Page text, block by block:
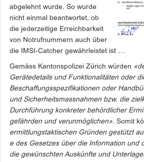
abgelehnt wurde. So wurde
nicht einmal beantwortet, ob
die jederzeitige Erreichbarkeit
von Notrufnummern auch über
die IMSI-Catcher gewährleistet ist …
Gemäss Kantonspolizei Zürich würden
Gerätedetails und Funktionalitäten oder
Beschaffungs­spezifikationen oder
und Sicherheitsmassnahmen bzw. die
Durchführung konkreter behördlicher
gefährden und verunmöglichen». Somit
ermittlungstaktischen Gründen gestützt
e des Gesetzes über die Information und
die gewünschten Auskünfte und